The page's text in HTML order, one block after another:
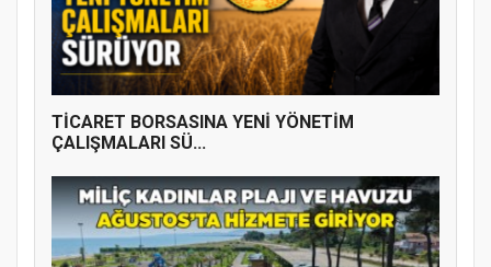
TİCARET BORSASINA YENİ YÖNETİM
ÇALIŞMALARI SÜ...